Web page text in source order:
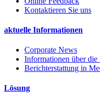
Kontaktieren Sie uns
aktuelle Informationen
Corporate News
Informationen über die
Berichterstattung in
Lösung